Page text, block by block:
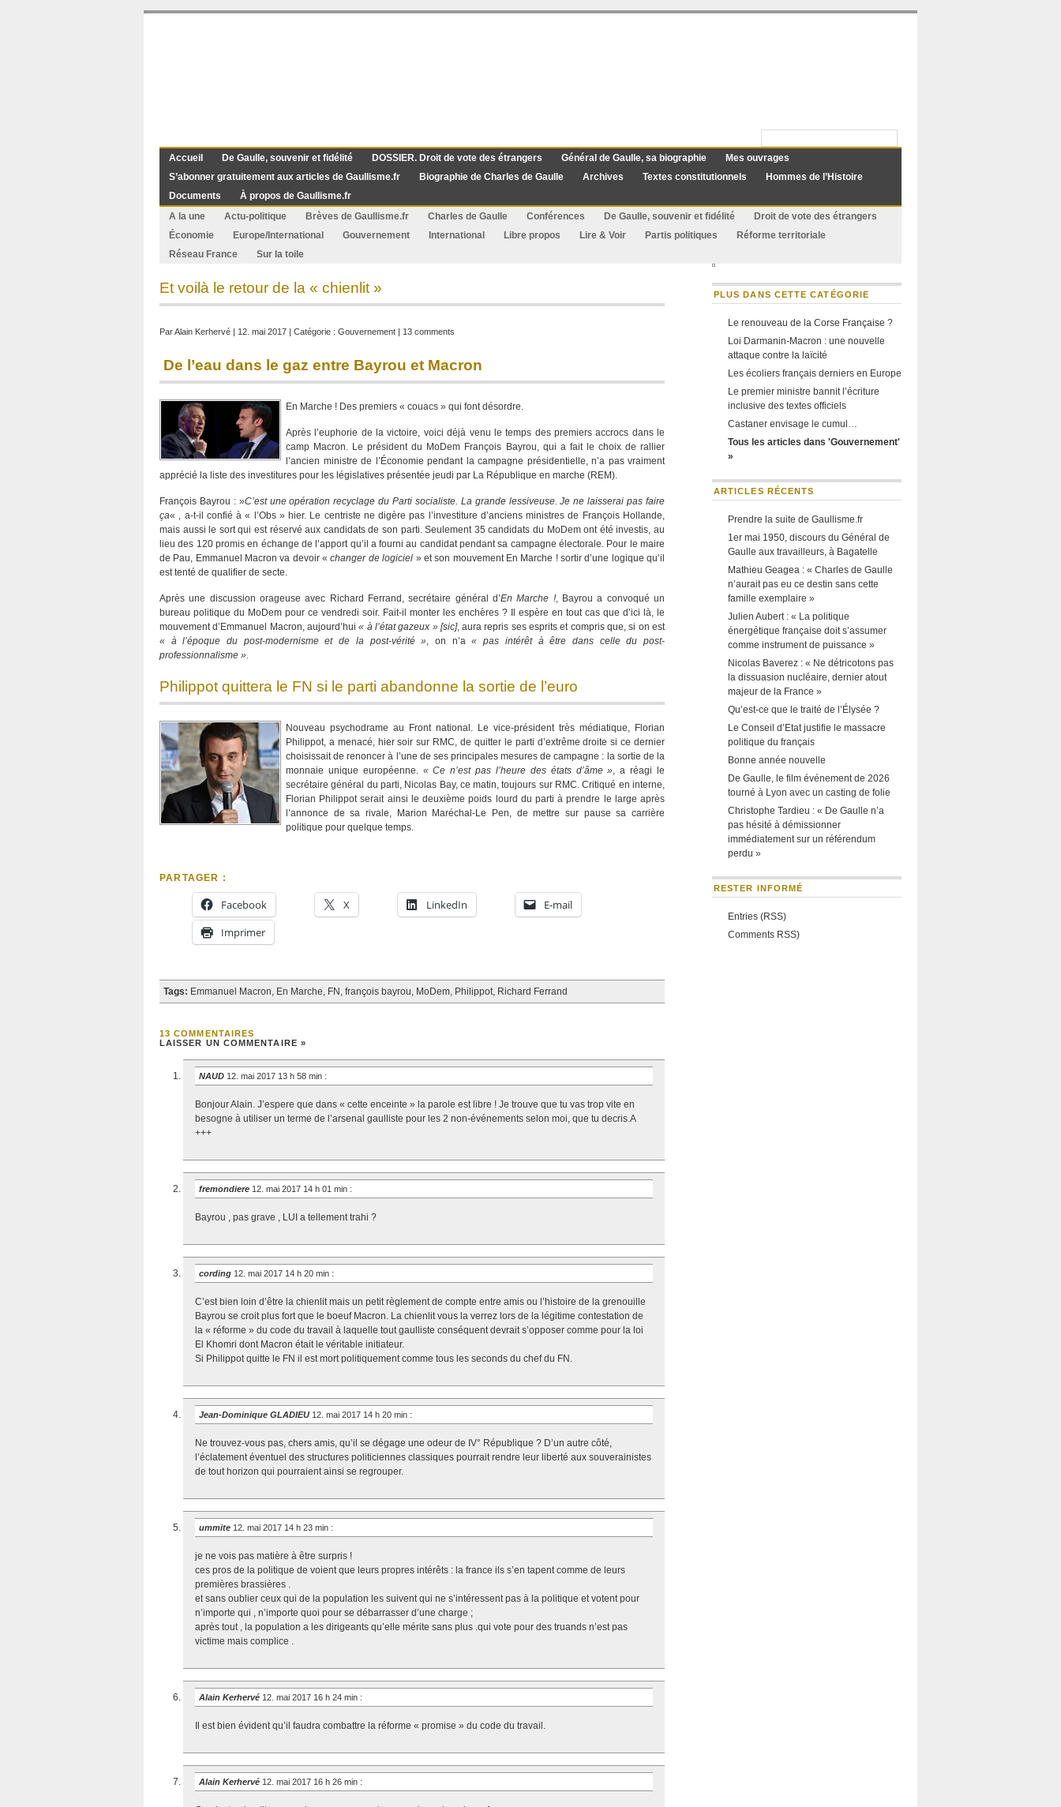
Accueil De Gaulle, souvenir et fidélité DOSSIER. Droit de vote des étrangers Général de Gaulle, sa biographie
Mes ouvrages
S’abonner gratuitement aux articles de Gaullisme.fr
Biographie de Charles de Gaulle Archives Textes constitutionnels
Hommes de l’Histoire
Documents
À propos de Gaullisme.fr
A la une
Actu-politique Brèves de Gaullisme.fr Charles de Gaulle Conférences De Gaulle, souvenir et fidélité
Droit de vote des étrangers
Économie
Europe/International Gouvernement International Libre propos Lire & Voir Partis politiques
Réforme territoriale
Réseau France
Sur la toile
Et voilà le retour de la « chienlit »
ParAlain Kerhervé | 12. mai 2017 | Catégorie : Gouvernement | 13 comments
De l’eau dans le gaz entre Bayrou et Macron
En Marche ! Des premiers « couacs » qui font désordre.
Après l’euphorie de la victoire, voici déjà venu le temps des premiers accrocs dans le
camp Macron. Le président du MoDem François Bayrou, qui a fait le choix de rallier
l’ancien ministre de l’Économie pendant la campagne présidentielle, n’a pas vraiment
apprécié la liste des investitures pour les législatives présentée jeudi par La République en marche (REM).
François Bayrou : »C’est une opération recyclage du Parti socialiste. La grande lessiveuse. Je ne laisserai pas faire
ça« , a-t-il confié à « l’Obs » hier. Le centriste ne digère pas l’investiture d’anciens ministres de François Hollande,
mais aussi le sort qui est réservé aux candidats de son parti. Seulement 35 candidats du MoDem ont été investis, au
lieu des 120 promis en échange de l’apport qu’il a fourni au candidat pendant sa campagne électorale. Pour le maire
de Pau, Emmanuel Macron va devoir «changer de logiciel » et son mouvement En Marche ! sortir d’une logique qu’il
est tenté de qualifier de secte.
Après une discussion orageuse avec Richard Ferrand, secrétaire général d’En Marche !, Bayrou a convoqué un
bureau politique du MoDem pour ce vendredi soir. Fait-il monter les enchères ? Il espère en tout cas que d’ici là, le
mouvement d’Emmanuel Macron, aujourd’hui« à l’état gazeux » [sic], aura repris ses esprits et compris que, si on est
« à l’époque du post-modernisme et de la post-vérité », on n’a« pas intérêt à être dans celle du post-
professionnalisme ».
Philippot quittera le FN si le parti abandonne la sortie de l’euro
Nouveau psychodrame au Front national. Le vice-président très médiatique, Florian
Philippot, a menacé, hier soir sur RMC, de quitter le parti d’extrême droite si ce dernier
choisissait de renoncer à l’une de ses principales mesures de campagne : la sortie de la
monnaie unique européenne.« Ce n’est pas l’heure des états d’âme », a réagi le
secrétaire général du parti, Nicolas Bay, ce matin, toujours sur RMC. Critiqué en interne,
Florian Philippot serait ainsi le deuxième poids lourd du parti à prendre le large après
l’annonce de sa rivale, Marion Maréchal-Le Pen, de mettre sur pause sa carrière
politique pour quelque temps.
PARTAGER :
Facebook X LinkedIn
E-mail
Imprimer
Tags: Emmanuel Macron, En Marche, FN , françois bayrou, MoDem, Philippot, Richard Ferrand
13 COMMENTAIRES
LAISSER UN COMMENTAIRE »
NAUD 12. mai 2017 13 h 58 min :
Bonjour Alain. J’espere que dans « cette enceinte » la parole est libre ! Je trouve que tu vas trop vite en
besogne à utiliser un terme de l’arsenal gaulliste pour les 2 non-événements selon moi, que tu decris.A
+++
fremondiere 12. mai 2017 14 h 01 min :
Bayrou , pas grave , LUI a tellement trahi ?
cording 12. mai 2017 14 h 20 min :
C’est bien loin d’être la chienlit mais un petit règlement de compte entre amis ou l’histoire de la grenouille
Bayrou se croit plus fort que le boeuf Macron. La chienlit vous la verrez lors de la légitime contestation de
la « réforme » du code du travail à laquelle tout gaulliste conséquent devrait s’opposer comme pour la loi
El Khomri dont Macron était le véritable initiateur.
Si Philippot quitte le FN il est mort politiquement comme tous les seconds du chef du FN.
Jean-Dominique GLADIEU 12. mai 2017 14 h 20 min :
Ne trouvez-vous pas, chers amis, qu’il se dégage une odeur de IV° République ? D’un autre côté,
l’éclatement éventuel des structures politiciennes classiques pourrait rendre leur liberté aux souverainistes
de tout horizon qui pourraient ainsi se regrouper.
ummite 12. mai 2017 14 h 23 min :
je ne vois pas matière à être surpris !
ces pros de la politique de voient que leurs propres intérêts : la france ils s’en tapent comme de leurs
premières brassières .
et sans oublier ceux qui de la population les suivent qui ne s’intéressent pas à la politique et votent pour
n’importe qui , n’importe quoi pour se débarrasser d’une charge ;
après tout , la population a les dirigeants qu’elle mérite sans plus .qui vote pour des truands n’est pas
victime mais complice .
Alain Kerhervé 12. mai 2017 16 h 24 min :
Il est bien évident qu’il faudra combattre la réforme « promise » du code du travail.
Alain Kerhervé 12. mai 2017 16 h 26 min :
PLUS DANS CETTE CATÉGORIE
Le renouveau de la Corse Française ?
Loi Darmanin-Macron : une nouvelle
attaque contre la laïcité
Les écoliers français derniers en Europe
Le premier ministre bannit l’écriture
inclusive des textes officiels
Castaner envisage le cumul…
Tous les articles dans 'Gouvernement'
»
ARTICLES RÉCENTS
Prendre la suite de Gaullisme.fr
1er mai 1950, discours du Général de
Gaulle aux travailleurs, à Bagatelle
Mathieu Geagea : « Charles de Gaulle
n’aurait pas eu ce destin sans cette
famille exemplaire »
Julien Aubert : « La politique
énergétique française doit s’assumer
comme instrument de puissance »
Nicolas Baverez : « Ne détricotons pas
la dissuasion nucléaire, dernier atout
majeur de la France »
Qu’est-ce que le traité de l’Élysée ?
Le Conseil d’Etat justifie le massacre
politique du français
Bonne année nouvelle
De Gaulle, le film événement de 2026
tourné à Lyon avec un casting de folie
Christophe Tardieu : « De Gaulle n’a
pas hésité à démissionner
immédiatement sur un référendum
perdu »
RESTER INFORMÉ
Entries (RSS)
Comments RSS)